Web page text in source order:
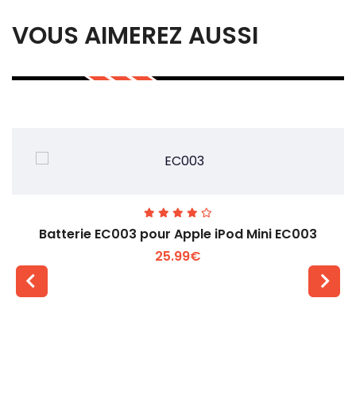
VOUS AIMEREZ AUSSI
Batterie EC003 pour Apple iPod Mini EC003
25.99€